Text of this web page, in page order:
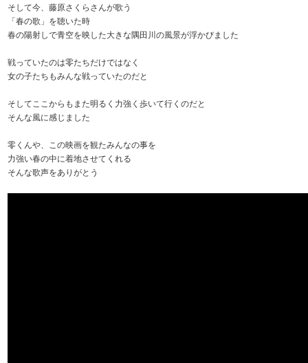
そして今、藤原さくらさんが歌う
「春の歌」を聴いた時
春の陽射しで青空を映した大きな隅田川の風景が浮かびました
戦っていたのは零たちだけではなく
女の子たちもみんな戦っていたのだと
そしてここからもまた明るく力強く歩いて行くのだと
そんな風に感じました
零くんや、この映画を観たみんなの事を
力強い春の中に着地させてくれる
そんな歌声をありがとう